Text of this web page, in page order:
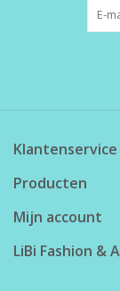
Herensokken
Klantenservice
Producten
Mijn account
LiBi Fashion &